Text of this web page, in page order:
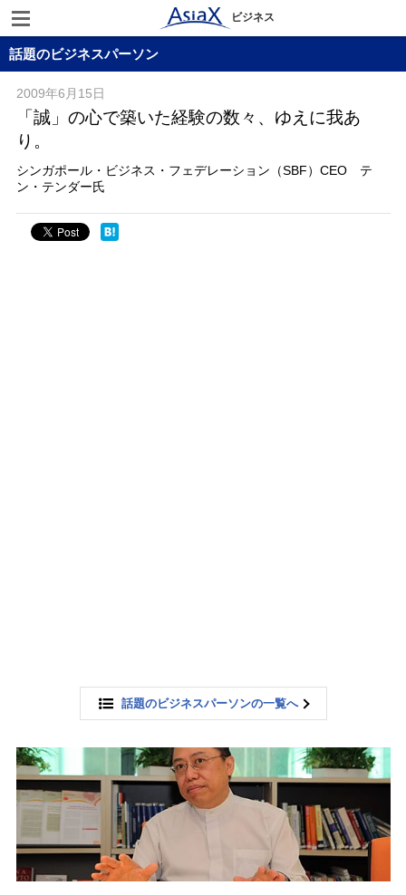
ビジネス
話題のビジネスパーソン
2009年6月15日
「誠」の心で築いた経験の数々、ゆえに我あ
り。
シンガポール・ビジネス・フェデレーション（SBF）CEO テ
ン・テンダー氏
話題のビジネスパーソンの一覧へ